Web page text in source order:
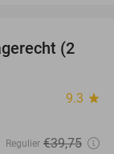
23%
(2
9.3 star
Regulier €39,75